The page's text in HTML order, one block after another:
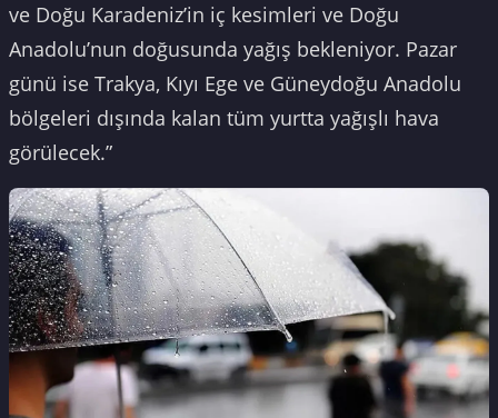
ve Doğu Karadeniz’in iç kesimleri ve Doğu
Anadolu’nun doğusunda yağış bekleniyor. Pazar
günü ise Trakya, Kıyı Ege ve Güneydoğu Anadolu
bölgeleri dışında kalan tüm yurtta yağışlı hava
görülecek.”